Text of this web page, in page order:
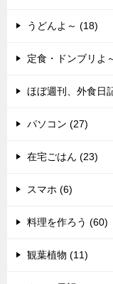
うどんよ～ (18)
定食・ドンブリよ
ほぼ週刊、外食日
パソコン (27)
在宅ごはん (23)
スマホ (6)
料理を作ろう (60)
観葉植物 (11)